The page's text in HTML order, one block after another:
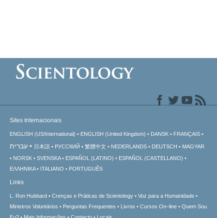
Sites Internacionais
ENGLISH (US/International) ENGLISH (United Kingdom) DANSK FRANÇAIS
עברית 日本語 РУССКИЙ 繁體中文 NEDERLANDS DEUTSCH
MAGYAR
NORSK
SVENSKA ESPAÑOL (LATINO)
ESPAÑOL (CASTELLANO)
ΕΛΛΗΝΙΚA
ITALIANO PORTUGUÊS
Links
L. Ron Hubbard Crenças e Práticas de Scientology
Voz para a Humanidade
Ministros Voluntários
Perguntas Frequentes Livros Cursos On–line
Quem Sou